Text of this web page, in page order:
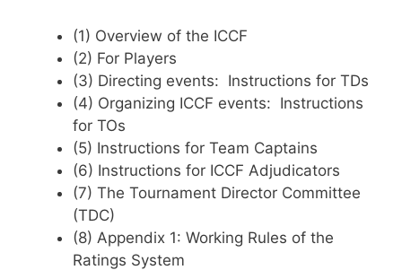
(1) Overview of the ICCF
(2) For Players
(3) Directing events: Instructions for TDs
(4) Organizing ICCF events: Instructions
for TOs
(5) Instructions for Team Captains
(6) Instructions for ICCF Adjudicators
(7) The Tournament Director Committee
(TDC)
(8) Appendix 1: Working Rules of the
Ratings System